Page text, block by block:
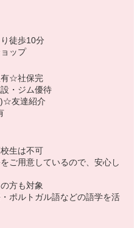
徒歩10分
ップ
☆社保完
・ジム優待
友達紹介
生は不可
ご用意しているので、安心し
方も対象
ポルトガル語などの語学を活